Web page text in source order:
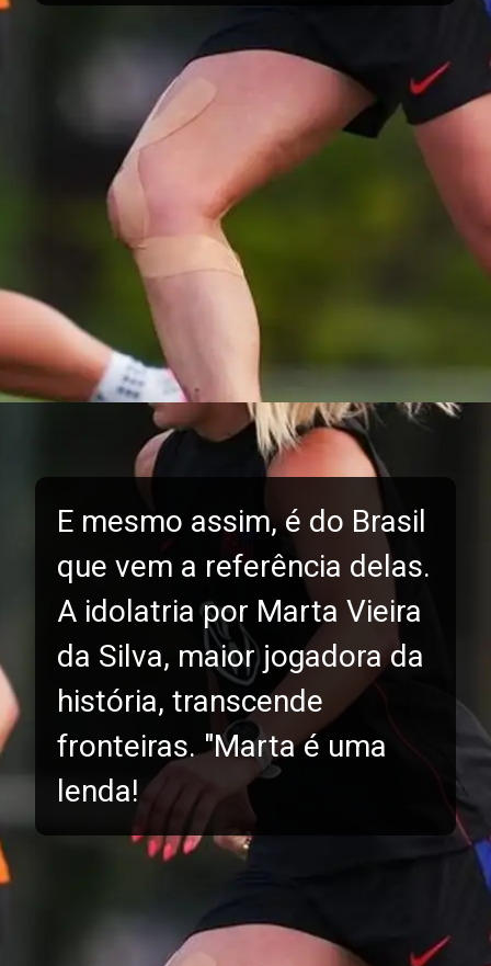
E mesmo assim, é do Brasil
que vem a referência delas.
A idolatria por Marta Vieira
da Silva, maior jogadora da
história, transcende
fronteiras. "Marta é uma
lenda!